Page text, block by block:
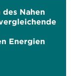
Nahen
Energien